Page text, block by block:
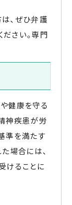
、ぜひ弁護
さい。専門
健康を守る
神疾患が労
準を満たす
場合には、
けることに